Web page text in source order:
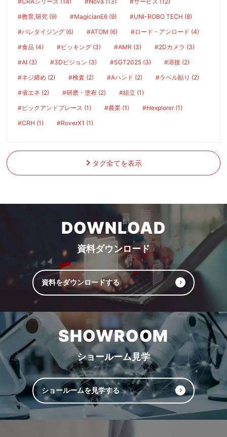
#教育,研究 (9)
#MagicianE6 (9)
#UNI-ROBO TECH (8)
#パレタイジング (6)
#ATOM (6)
#ロード・アンロード (4)
#食品 (4)
#ピッキング (3) #AMR (3)
#2Dカメラ (3)
#AI (3)
#3Dビジョン (3) #SGT2025 (3)
#溶接 (2)
#ネジ締め (2)
#検査 (2) #Aハンド (2)
#ラベル貼り (2)
#省エネ (2)
#研磨・塗布 (2)
#組立 (1)
#ピックアンドプレース (1)
#農業 (1)
#Hexplorer (1)
#CRH (1)
#RoverX1 (1)
タグ全てを表示
DOWNLOAD
資料ダウンロード
資料をダウンロードする
SHOWROOM
ショールーム見学
ショールームを見学する